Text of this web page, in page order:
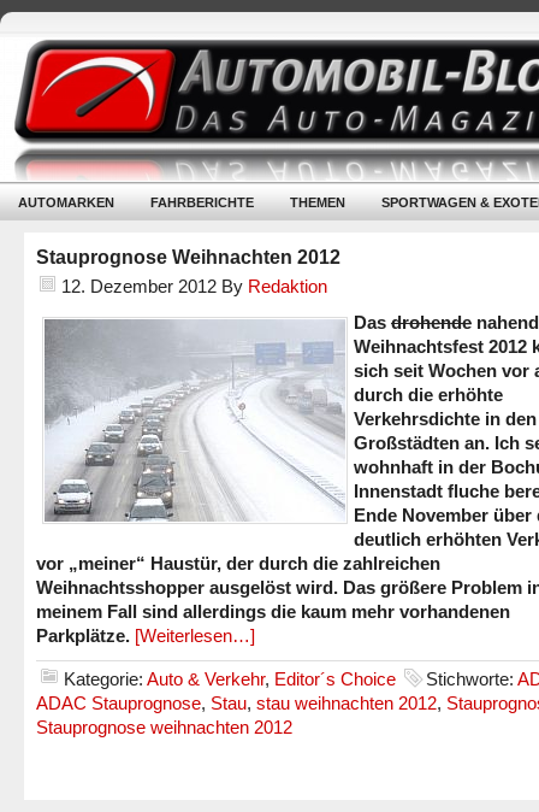
AUTOMARKEN FAHRBERICHTE THEMEN SPORTWAGEN &
Stauprognose Weihnachten 2012
12. Dezember 2012 By Redaktion
Das drohende
Weihnachtsfest 2012
sich seit Wochen vor
durch die erhöhte
Verkehrsdichte in den
Großstädten an. Ich
wohnhaft in der
Innenstadt fluche
Ende November über
deutlich erhöhten
vor „meiner“ Haustür, der durch die zahlreichen
Weihnachtsshopper ausgelöst wird. Das größere Problem
meinem Fall sind allerdings die kaum mehr vorhandenen
Parkplätze. [Weiterlesen…]
Kategorie: Auto & Verkehr, Editor´s Choice Stichworte:
ADAC Stauprognose, Stau, stau weihnachten 2012,
Stauprognose weihnachten 2012